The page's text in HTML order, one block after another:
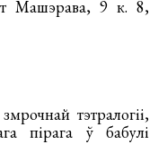
Машэрава, 9 к. 8,
тэтралогіі,
пірага ў бабулі